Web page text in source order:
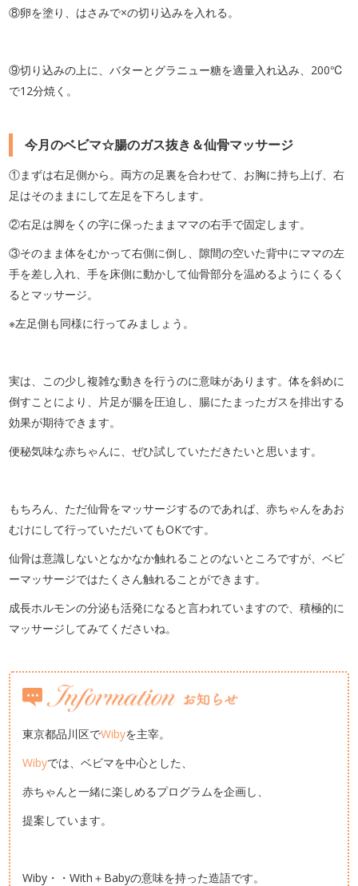
⑧卵を塗り、はさみで×の切り込みを入れる。
⑨切り込みの上に、バターとグラニュー糖を適量入れ込み、200℃
で12分焼く。
今月のベビマ☆腸のガス抜き＆仙骨マッサージ
①まずは右足側から。両方の足裏を合わせて、お胸に持ち上げ、右
足はそのままにして左足を下ろします。
②右足は脚をくの字に保ったままママの右手で固定します。
③そのまま体をむかって右側に倒し、隙間の空いた背中にママの左
手を差し入れ、手を床側に動かして仙骨部分を温めるようにくるく
るとマッサージ。
※左足側も同様に行ってみましょう。
実は、この少し複雑な動きを行うのに意味があります。体を斜めに
倒すことにより、片足が腸を圧迫し、腸にたまったガスを排出する
効果が期待できます。
便秘気味な赤ちゃんに、ぜひ試していただきたいと思います。
もちろん、ただ仙骨をマッサージするのであれば、赤ちゃんをあお
むけにして行っていただいてもOKです。
仙骨は意識しないとなかなか触れることのないところですが、ベビ
ーマッサージではたくさん触れることができます。
成長ホルモンの分泌も活発になると言われていますので、積極的に
マッサージしてみてくださいね。
東京都品川区でWibyを主宰。
Wibyでは、ベビマを中心とした、
赤ちゃんと一緒に楽しめるプログラムを企画し、
提案しています。
Wiby・・With＋Babyの意味を持った造語です。